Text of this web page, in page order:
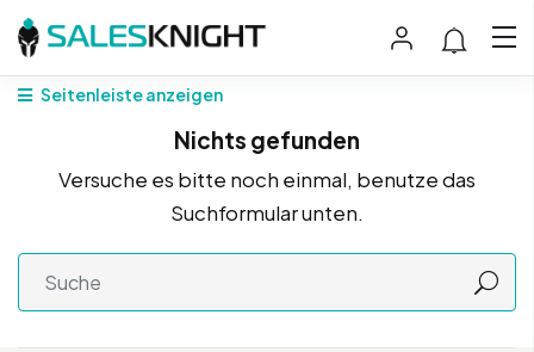
Seitenleiste anzeigen
Nichts gefunden
Versuche es bitte noch einmal, benutze das
Suchformular unten.